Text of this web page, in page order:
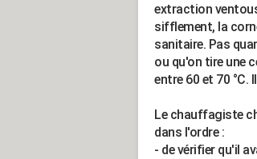
extraction
sifflement, la
sanitaire. Pas
ou qu'on tire une
entre 60 et 70 °C.
Le chauffagiste
dans l'ordre :
- de vérifier qu'il